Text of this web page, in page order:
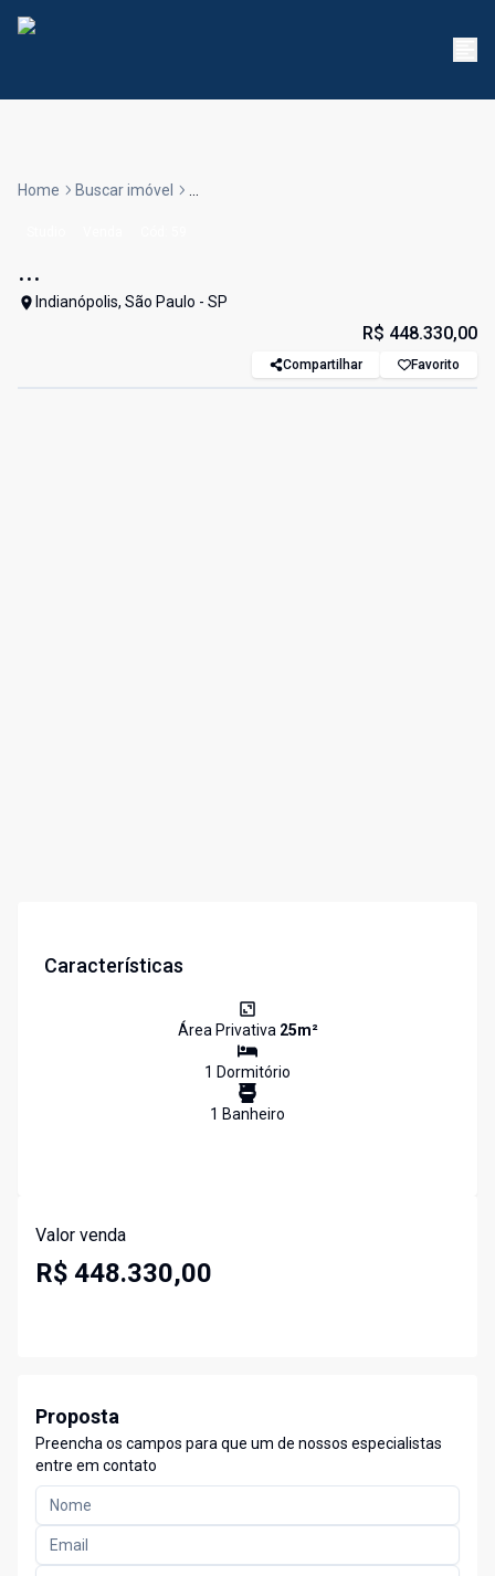
Home Buscar imóvel ...
...
Indianópolis, São Paulo - SP
R$ 448.330,00
Compartilhar Favorito
Características
Área Privativa 25m²
1 Dormitório
1 Banheiro
Valor venda
R$ 448.330,00
Proposta
Preencha os campos para que um de nossos especialistas
entre em contato